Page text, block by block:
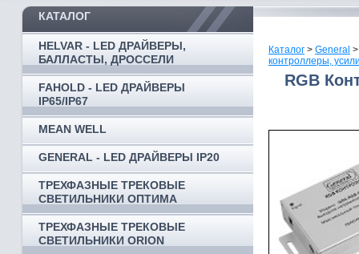
КАТАЛОГ
HELVAR - LED ДРАЙВЕРЫ,
БАЛЛАСТЫ, ДРОССЕЛИ
FAHOLD - LED ДРАЙВЕРЫ
IP65/IP67
MEAN WELL
GENERAL - LED ДРАЙВЕРЫ IP20
ТРЕХФАЗНЫЕ ТРЕКОВЫЕ
СВЕТИЛЬНИКИ ОПТИМА
ТРЕХФАЗНЫЕ ТРЕКОВЫЕ
СВЕТИЛЬНИКИ ORION
Каталог > General
контроллеры,
RGB